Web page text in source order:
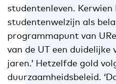
studentenleven. Kerwien
studentenwelzijn als
programmapunt van
van de UT een duidelijke
jaren.’ Hetzelfde gold
duurzaamheidsbeleid.